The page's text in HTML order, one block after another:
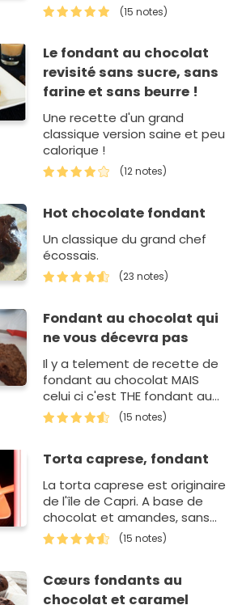
(15 notes)
Le fondant au chocolat
revisité sans sucre, sans
farine et sans beurre !
Une recette d'un grand
classique version saine et peu
calorique !
(12 notes)
Hot chocolate fondant
Un classique du grand chef
écossais.
(23 notes)
Fondant au chocolat qui
ne vous décevra pas
Il y a telement de recette de
fondant au chocolat MAIS
celui ci c'est THE fondant au
chocolat!! Testez vous ne
serez pas déçu.
(15 notes)
Torta caprese, fondant
La torta caprese est originaire
de l'île de Capri. A base de
chocolat et amandes, sans
farine, elle vous séduira grâce
à son extérieur croquant et
(15 notes)
Cœurs fondants au
chocolat et caramel